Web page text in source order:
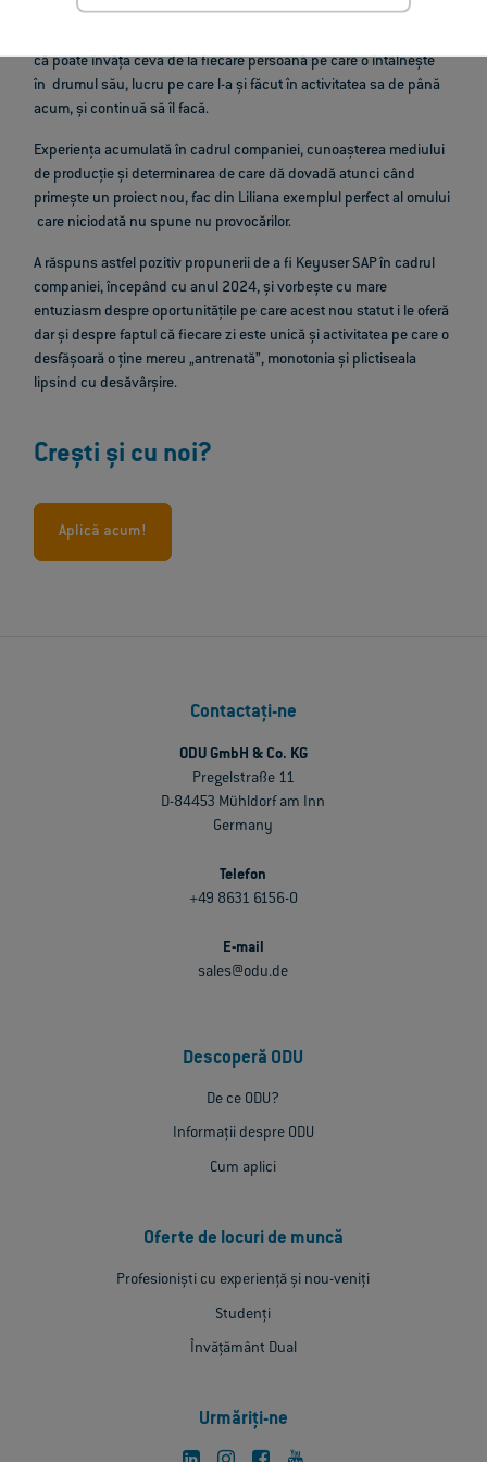
că poate învăța ceva de la fiecare persoană pe care o întâlnește
în drumul său, lucru pe care l-a și făcut în activitatea sa de până
acum, și continuă să îl facă.
Experiența acumulată în cadrul companiei, cunoașterea mediului
de producție și determinarea de care dă dovadă atunci când
primește un proiect nou, fac din Liliana exemplul perfect al omului
care niciodată nu spune nu provocărilor.
A răspuns astfel pozitiv propunerii de a fi Keyuser SAP în cadrul
companiei, începând cu anul 2024, și vorbește cu mare
entuziasm despre oportunitățile pe care acest nou statut i le oferă
dar și despre faptul că fiecare zi este unică și activitatea pe care o
desfășoară o ține mereu „antrenată”, monotonia și plictiseala
lipsind cu desăvârșire.
Crești și cu noi?
Aplică acum!
Contactați-ne
ODU GmbH & Co. KG
Pregelstraße 11
D-84453 Mühldorf am Inn
Germany
Telefon
+49 8631 6156-0
E-mail
sales@odu.de
Descoperă ODU
De ce ODU?
Informații despre ODU
Cum aplici
Oferte de locuri de muncă
Profesioniști cu experiență și nou-veniți
Studenți
Învățământ Dual
Urmăriți-ne